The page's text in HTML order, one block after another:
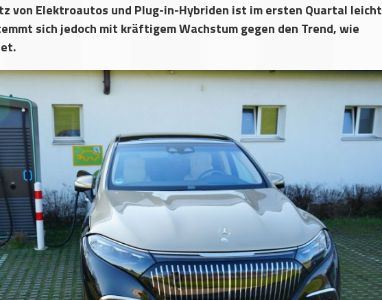
von Elektroautos und Plug-in-Hybriden ist im ersten Quartal leicht
sich jedoch mit kräftigem Wachstum gegen den Trend, wie